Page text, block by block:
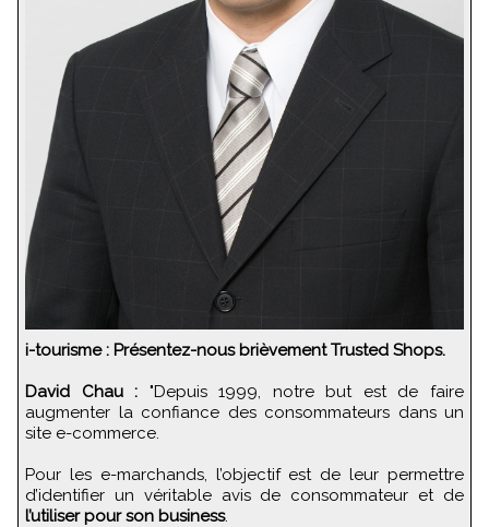
i-tourisme : Présentez-nous brièvement Trusted Shops.
David Chau : "Depuis 1999, notre but est de faire
augmenter la confiance des consommateurs dans un
site e-commerce.
Pour les e-marchands, l’objectif est de leur permettre
d’identifier un véritable avis de consommateur et de
l’utiliser pour son business.